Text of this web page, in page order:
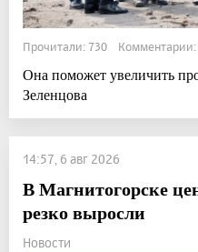
Прочитали: 730 Комментарии:
Она поможет увеличить
Зеленцова
14:57, 6 авг 2026
В Магнитогорске
резко выросли
Новости